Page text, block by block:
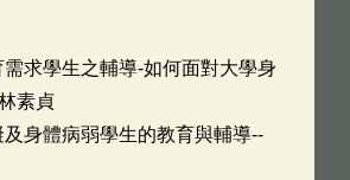
求學生之輔導-如何面對大學身
素貞
身體病弱學生的教育與輔導--